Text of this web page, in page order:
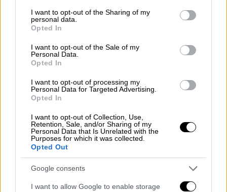
not limited to your visit or usage behaviour. You may click to
grant or deny consent to Google and its third-party tags to
use your data for below specified purposes in below Google
consent section.
I want to opt-out of the Sharing of my
personal data.
Opted In
I want to opt-out of the Sale of my
Personal Data.
Opted In
I want to opt-out of processing my
Personal Data for Targeted Advertising.
Opted In
I want to opt-out of Collection, Use,
Retention, Sale, and/or Sharing of my
Personal Data that Is Unrelated with the
Purposes for which it was collected.
Opted Out
Google consents
I want to allow Google to enable storage
Κάτοικοι δήλωσαν στο Γαλλικό Πρακτορείο
ότι άκουσαν εκρήξεις στη δυτική
περιφέρεια τηςπόλης Ιντλίμπ
, η έδρα της
ομώνυμης επαρχίας στηβορειοδυτική Συρία
Το SANA έκανε λόγο για τουλάχιστον
"τέσσερις νεκρούς και πέντε τραυματίες
από έκρηξη άγνωστης προέλευσης στα
περίχωρα της πόλης Ιντλίμπ". Η κρατική
τηλεόραση μετέδωσε αρχικά έναν
απολογισμό με δύο νεκρούς.